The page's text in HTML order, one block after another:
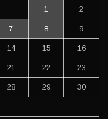
1 2
7 8 9
14 15 16
21 22 23
28 29 30